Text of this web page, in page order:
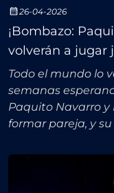
26-04-2026
¡Bombazo:
volverán a jugar
Todo el mundo lo
semanas
Paquito Navarro y
formar pareja, y
2026.El español y